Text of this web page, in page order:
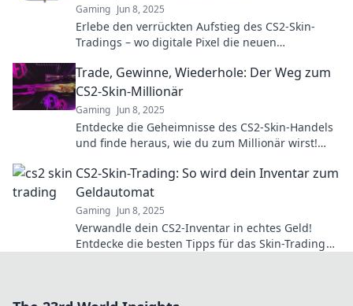
Gaming Jun 8, 2025
Erlebe den verrückten Aufstieg des CS2-Skin-
Tradings – wo digitale Pixel die neuen
jetzt!
Trade, Gewinne, Wiederhole: Der Weg zum
CS2-Skin-Millionär
Gaming Jun 8, 2025
Entdecke die Geheimnisse des CS2-Skin-Handels
und finde heraus, wie du zum Millionär wirst!
CS2-Skin-Trading: So wird dein Inventar zum
Geldautomat
Gaming Jun 8, 2025
Verwandle dein CS2-Inventar in echtes Geld!
Entdecke die besten Tipps für das Skin-Trading